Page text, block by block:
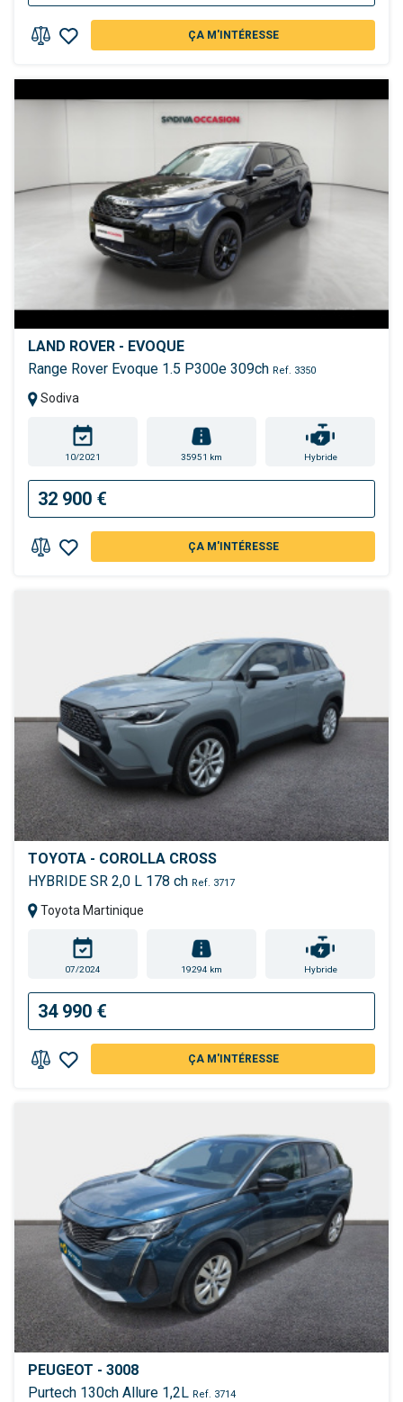
ÇA M'INTÉRESSE
LAND ROVER - EVOQUE
Range Rover Evoque 1.5 P300e 309ch Ref. 3350
Sodiva
10/2021 35951 km Hybride
32 900 €
ÇA M'INTÉRESSE
TOYOTA - COROLLA CROSS
HYBRIDE SR 2,0 L 178 ch Ref. 3717
Toyota Martinique
07/2024 19294 km Hybride
34 990 €
ÇA M'INTÉRESSE
PEUGEOT - 3008
Purtech 130ch Allure 1,2L Ref. 3714